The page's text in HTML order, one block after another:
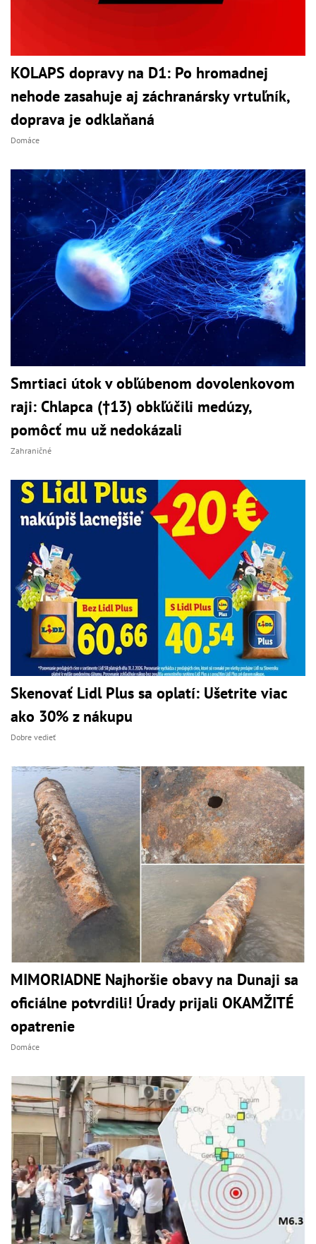
KOLAPS dopravy na D1: Po hromadnej
nehode zasahuje aj záchranársky vrtuľník,
doprava je odklaňaná
Domáce
Smrtiaci útok v obľúbenom dovolenkovom
raji: Chlapca (†13) obkľúčili medúzy,
pomôcť mu už nedokázali
Zahraničné
Skenovať Lidl Plus sa oplatí: Ušetrite viac
ako 30% z nákupu
Dobre vedieť
MIMORIADNE Najhoršie obavy na Dunaji sa
oficiálne potvrdili! Úrady prijali OKAMŽITÉ
opatrenie
Domáce